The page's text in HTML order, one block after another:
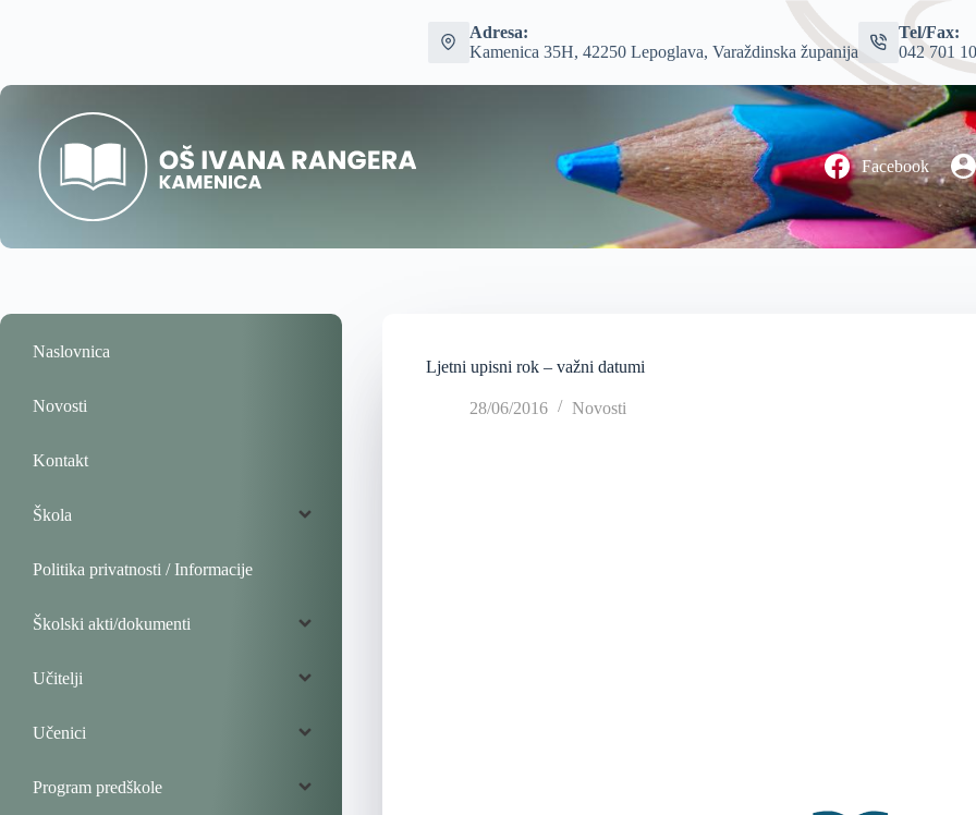
Adresa:
Kamenica 35H, 42250 Lepoglava, Varaždinska županija
Tel/Fax:
042 701
Facebook
Ljetni upisni rok – važni datumi
28/06/2016 Novosti
Naslovnica
Novosti
Kontakt
Škola
Politika privatnosti / Informacije
Školski akti/dokumenti
Učitelji
Učenici
Program predškole